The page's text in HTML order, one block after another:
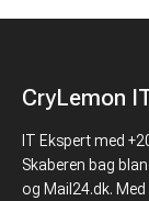
CryLemon
IT Ekspert med
Skaberen bag
og Mail24.dk.